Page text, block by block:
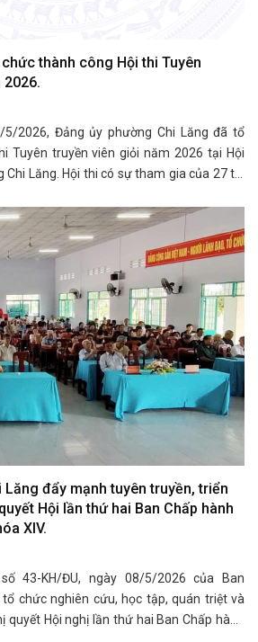
thành công Hội thi Tuyên
2026, Đảng ủy phường Chi Lăng đã tổ
Tuyên truyền viên giỏi năm 2026 tại Hội
Lăng. Hội thi có sự tham gia của 27 thí
đẩy mạnh tuyên truyền, triển
Hội lần thứ hai Ban Chấp hành
XIV.
43-KH/ĐU, ngày 08/5/2026 của Ban
chức nghiên cứu, học tập, quán triệt và
quyết Hội nghị lần thứ hai Ban Chấp hành